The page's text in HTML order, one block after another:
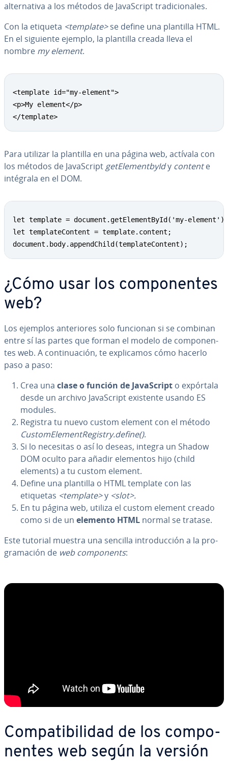
al­te­r­na­ti­va a los métodos de Ja­va­S­cri­pt tra­di­cio­na­les.
Con la etiqueta <template>se define una plantilla HTML.
En el siguiente ejemplo, la plantilla creada lleva el
nombre my element.
<template id="my-element">
<p>My element</p>
</template>
Para utilizar la plantilla en una página web, actívala con
los métodos de Ja­va­S­cri­pt ge­tE­le­me­n­t­b­yIdy contente
intégrala en el DOM.
let template = document.getElementById('my-element');
let templateContent = template.content;
document.body.appendChild(templateContent);
¿Cómo usar los co­m­po­ne­n­tes
web?
Los ejemplos an­te­rio­res solo funcionan si se combinan
entre sí las partes que forman el modelo de co­m­po­ne­n­
tes web. A co­n­ti­nua­ción, te ex­pli­ca­mos cómo hacerlo
paso a paso:
Crea una clase o función de Ja­va­S­cri­pt o expórtala
desde un archivo Ja­va­S­cri­pt existente usando ES
modules.
Registra tu nuevo custom element con el método
Cu­s­to­mE­le­me­n­tRe­gi­s­try.define().
Si lo necesitas o así lo deseas, integra un Shadow
DOM oculto para añadir elementos hijo (child
elements) a tu custom element.
Define una plantilla o HTML template con las
etiquetas <template>y <slot>.
En tu página web, utiliza el custom element creado
como si de un elemento HTML normal se tratase.
Este tutorial muestra una sencilla in­tro­du­c­ción a la pro­
gra­ma­ción de web co­m­po­ne­nts:
Co­m­pa­ti­bi­li­dad de los co­m­po­
ne­n­tes web según la versión